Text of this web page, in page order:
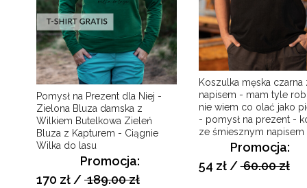
Pomysł na Prezent dla Niej -
Zielona Bluza damska z
Wilkiem Butelkowa Zieleń
Bluza z Kapturem - Ciągnie
Wilka do lasu
Promocja:
170 zł/189.00 zł
Koszulka męska czarna
napisem - mam tyle
nie wiem co olać jako
- pomysł na prezent -
ze śmiesznym napisem
Promocja:
54 zł/60.00 zł